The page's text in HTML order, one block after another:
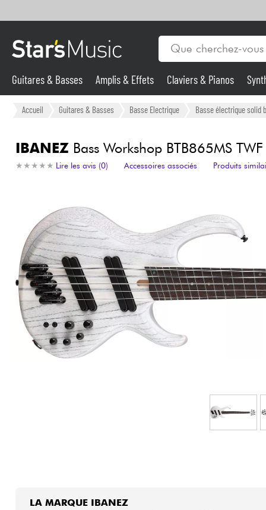
Guitares & Basses
Synthés & Sampleurs
Micros & HF
Eclairage
Violons & Quatuor
HiFi
Guitares & Basses Amplis & Effets Claviers & Pianos
Accueil Guitares & Basses Basse Electrique Basse électrique solid
IBANEZBass Workshop BTB865MS
★ ★ ★ ★ ★
★ ★ ★ ★ ★ Lire les avis (0) Accessoires associés Produits
LA MARQUE IBANEZ